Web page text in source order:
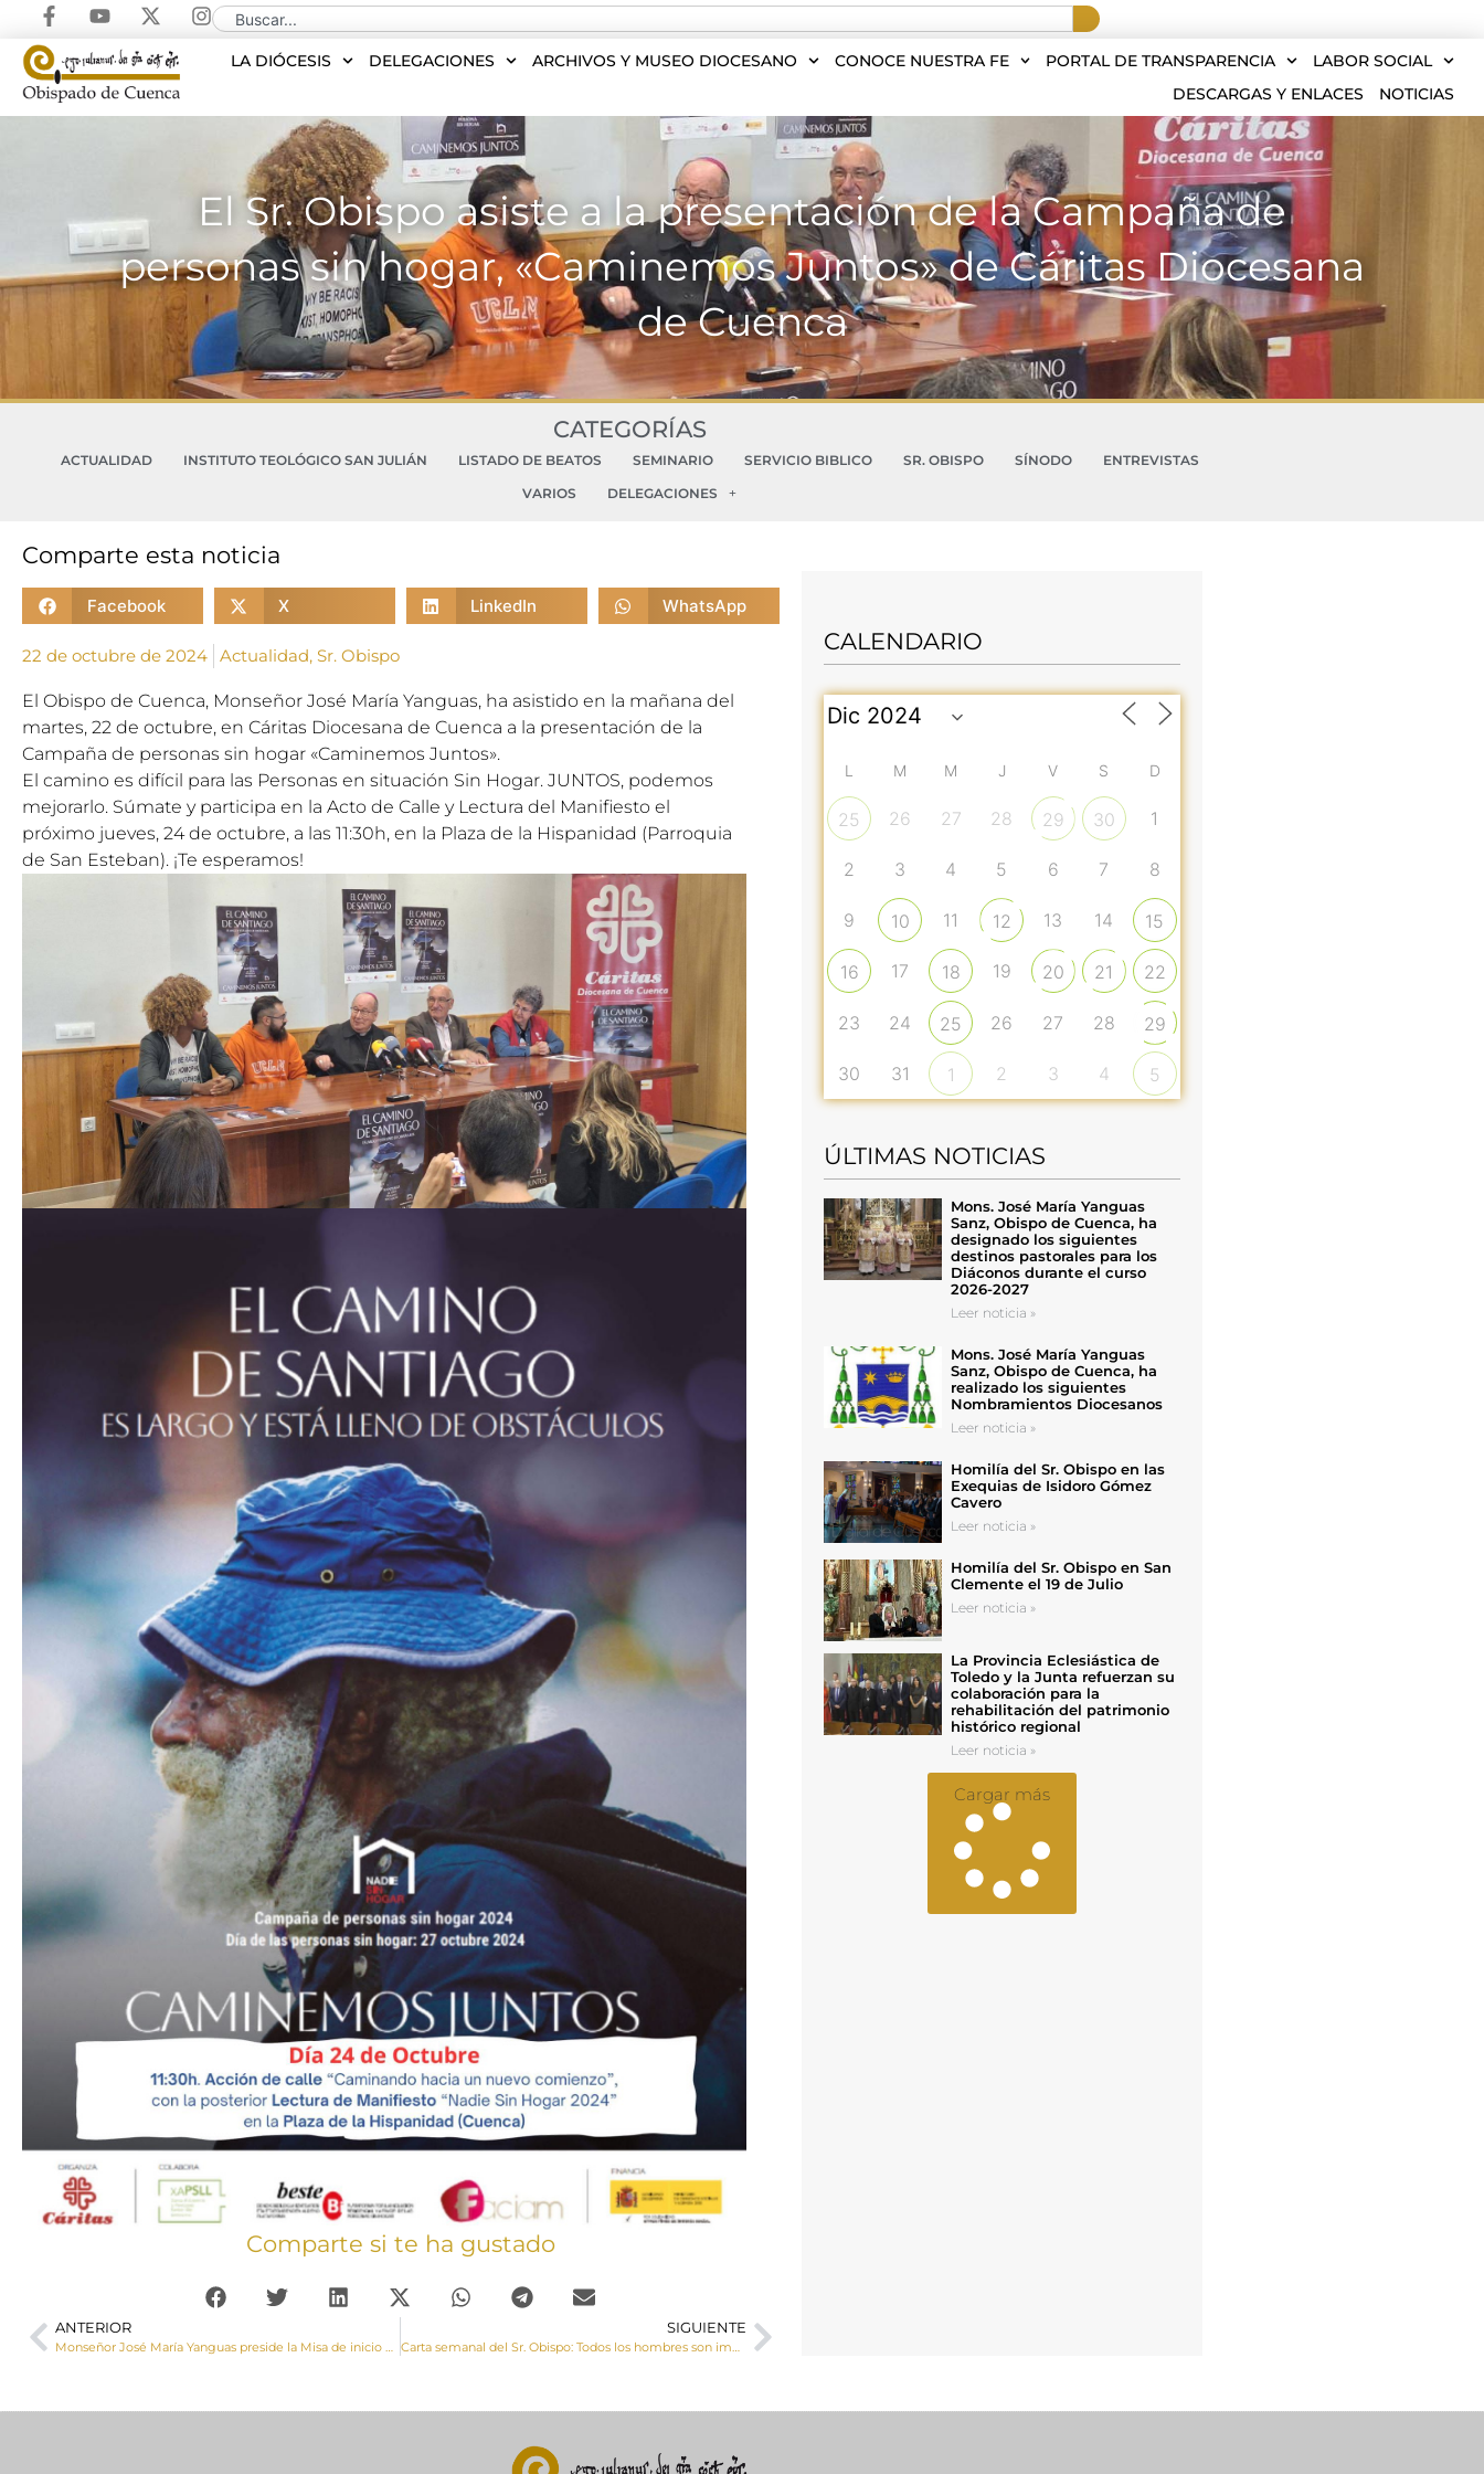
LA DIÓCESIS DELEGACIONES ARCHIVOS Y MUSEO DIOCESANO CONOCE NUESTRA FE PORTAL DE TRANSPARENCIA
LABOR SOCIAL
DESCARGAS Y ENLACES
NOTICIAS
El Sr. Obispo asiste a la presentación de la Campaña de
personas sin hogar, «Caminemos Juntos» de Cáritas Diocesana
de Cuenca
CATEGORÍAS
ACTUALIDAD INSTITUTO TEOLÓGICO SAN JULIÁN LISTADO DE BEATOS SEMINARIO SERVICIO BIBLICO SR. OBISPO SÍNODO
ENTREVISTAS
VARIOS
DELEGACIONES
Comparte esta noticia
Facebook X LinkedIn WhatsApp
22 de octubre de 2024 Actualidad, Sr. Obispo
El Obispo de Cuenca, Monseñor José María Yanguas, ha asistido en la mañana del
martes, 22 de octubre, en Cáritas Diocesana de Cuenca a la presentación de la
Campaña de personas sin hogar «Caminemos Juntos».
El camino es difícil para las Personas en situación Sin Hogar. JUNTOS, podemos
mejorarlo. Súmate y participa en la Acto de Calle y Lectura del Manifiesto el
próximo jueves, 24 de octubre, a las 11:30h, en la Plaza de la Hispanidad (Parroquia
de San Esteban). ¡Te esperamos!
Comparte si te ha gustado
ANTERIOR
Monseñor José María Yanguas preside la Misa de inicio de curso organizada por la Pastoral Universitaria
SIGUIENTE
Carta semanal del Sr. Obispo: Todos los hombres son impulsados por su propia naturaleza a buscar la verdad
CALENDARIO
L M M J V S D
25 26 27 28 29 30 1
2 3 4 5 6 7 8
9 10 11 12 13 14 15
16 17 18 19 20 21 22
23 24 25 26 27 28 29
30 31 1 2 3 4 5
ÚLTIMAS NOTICIAS
Mons. José María Yanguas
Sanz, Obispo de Cuenca, ha
designado los siguientes
destinos pastorales para los
Diáconos durante el curso
2026-2027
Leer noticia »
Mons. José María Yanguas
Sanz, Obispo de Cuenca, ha
realizado los siguientes
Nombramientos Diocesanos
Leer noticia »
Homilía del Sr. Obispo en las
Exequias de Isidoro Gómez
Cavero
Leer noticia »
Homilía del Sr. Obispo en San
Clemente el 19 de Julio
Leer noticia »
La Provincia Eclesiástica de
Toledo y la Junta refuerzan su
colaboración para la
rehabilitación del patrimonio
histórico regional
Leer noticia »
Cargar más